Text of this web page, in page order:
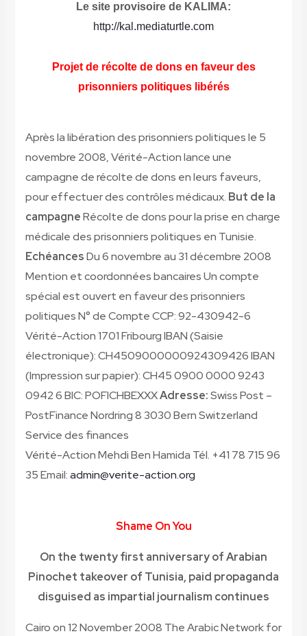
Le site provisoire de KALIMA:
http://kal.mediaturtle.com
Projet de récolte de dons en faveur des
prisonniers politiques libérés
Après la libération des prisonniers politiques le 5
novembre 2008, Vérité-Action lance une
campagne de récolte de dons en leurs faveurs,
pour effectuer des contrôles médicaux. But de la
campagneRécolte de dons pour la prise en charge
médicale des prisonniers politiques en Tunisie.
EchéancesDu 6 novembre au 31 décembre 2008
Mention et coordonnées bancaires Un compte
spécial est ouvert en faveur des prisonniers
politiques N° de Compte CCP: 92-430942-6
Vérité-Action 1701 Fribourg IBAN (Saisie
électronique): CH4509000000924309426 IBAN
(Impression sur papier): CH45 0900 0000 9243
0942 6 BIC: POFICHBEXXXAdresse:Swiss Post –
PostFinance Nordring 8 3030 Bern Switzerland
Service des finances
Vérité-Action Mehdi Ben Hamida Tél. +41 78 715 96
35 Email:admin@verite-action.org
Shame On You
On the twenty first anniversary of Arabian
Pinochet takeover of Tunisia, paid propaganda
disguised as impartial journalism continues
Cairo on 12 November 2008 The Arabic Network for